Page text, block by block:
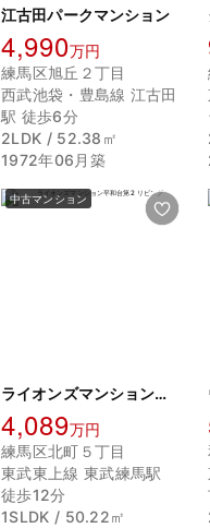
江古田パークマンション
4,990万円
練馬区旭丘２丁目
西武池袋・豊島線 江古田
駅 徒歩6分
2LDK / 52.38㎡
1972年06月築
中古マンション
ライオンズマンション平和台第2
4,089万円
練馬区北町５丁目
東武東上線 東武練馬駅
徒歩12分
1SLDK / 50.22㎡